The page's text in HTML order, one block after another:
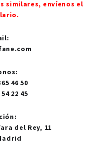
similares, envíenos el
:
:
46 50
22 45
:
del Rey, 11